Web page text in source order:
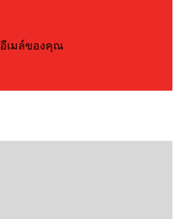
อีเมล์ของคุณ